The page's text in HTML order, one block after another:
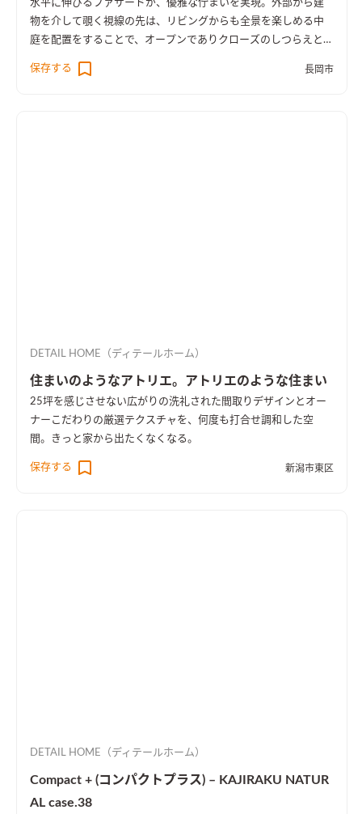
水平に伸びるファサードが、優雅な佇まいを実現。外部から建
物を介して覗く視線の先は、リビングからも全景を楽しめる中
庭を配置をすることで、オープンでありクローズのしつらえとし
保存する
長岡市
DETAIL HOME（ディテールホーム）
住まいのようなアトリエ。アトリエのような住まい
25坪を感じさせない広がりの洗礼された間取りデザインとオー
ナーこだわりの厳選テクスチャを、何度も打合せ調和した空
間。きっと家から出たくなくなる。
保存する 新潟市東区
DETAIL HOME（ディテールホーム）
Compact + (コンパクトプラス) – KAJIRAKU NATUR
AL case.38